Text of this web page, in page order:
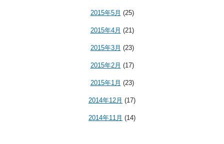
2015年5月 (25)
2015年4月 (21)
2015年3月 (23)
2015年2月 (17)
2015年1月 (23)
2014年12月 (17)
2014年11月 (14)